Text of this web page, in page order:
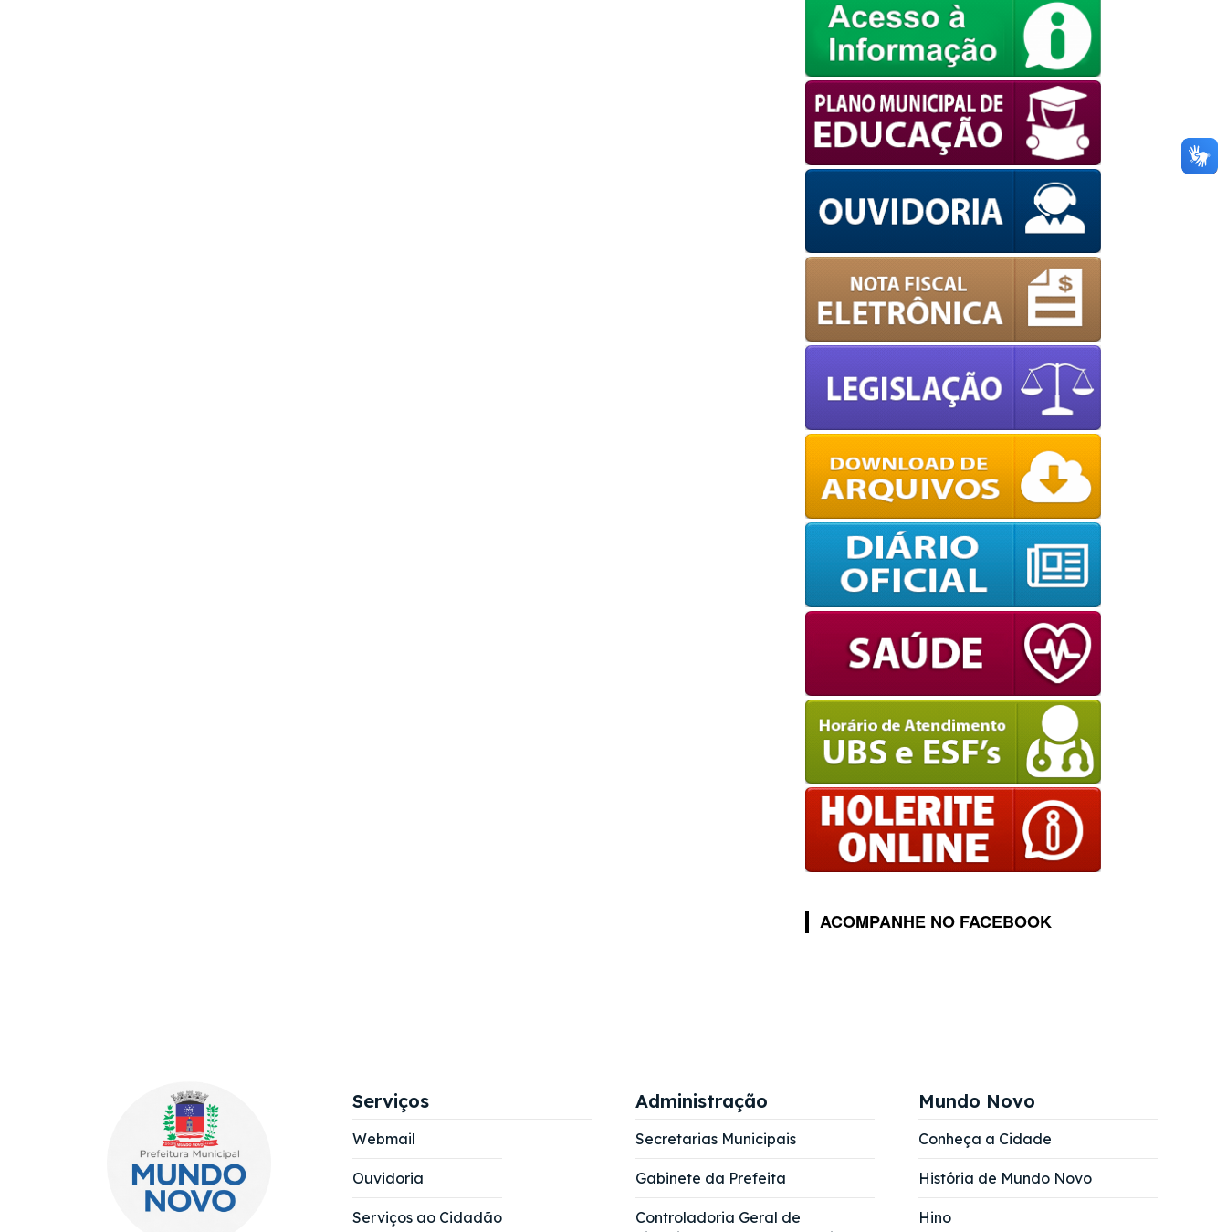
European Commission | Cookies Policy
ACOMPANHE NO FACEBOOK
Serviços
Webmail
Ouvidoria
Serviços ao Cidadão
Administração
Secretarias Municipais
Gabinete da Prefeita
Controladoria Geral de
Mundo Novo
Conheça a Cidade
História de Mundo Novo
Hino